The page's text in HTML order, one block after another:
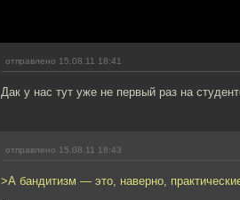
отправлено 15.08.11 18:41
Дак у нас тут уже не первый раз на
отправлено 15.08.11 18:43
>А бандитизм — это, наверно,